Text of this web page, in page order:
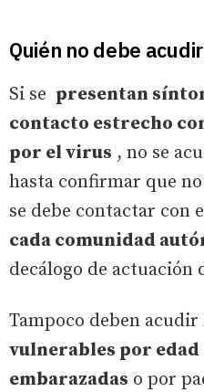
Quién no debe
Si se presentan
contacto estrecho
por el virus , no se
hasta confirmar que
se debe contactar con
cada comunidad
decálogo de actuación
Tampoco deben acudir
vulnerables por edad
embarazadas o por